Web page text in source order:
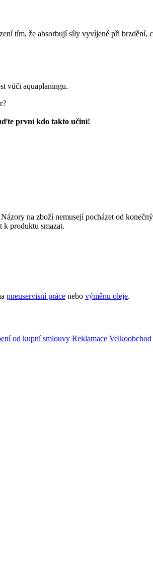
tím, že absorbují síly vyvíjené při brzdění,
vůči aquaplaningu.
první kdo takto učiní!
na zboží nemusejí pocházet od
k produktu smazat.
pneuservisní práce nebo výměnu oleje.
od kupní smlouvy Reklamace Velkoobchod